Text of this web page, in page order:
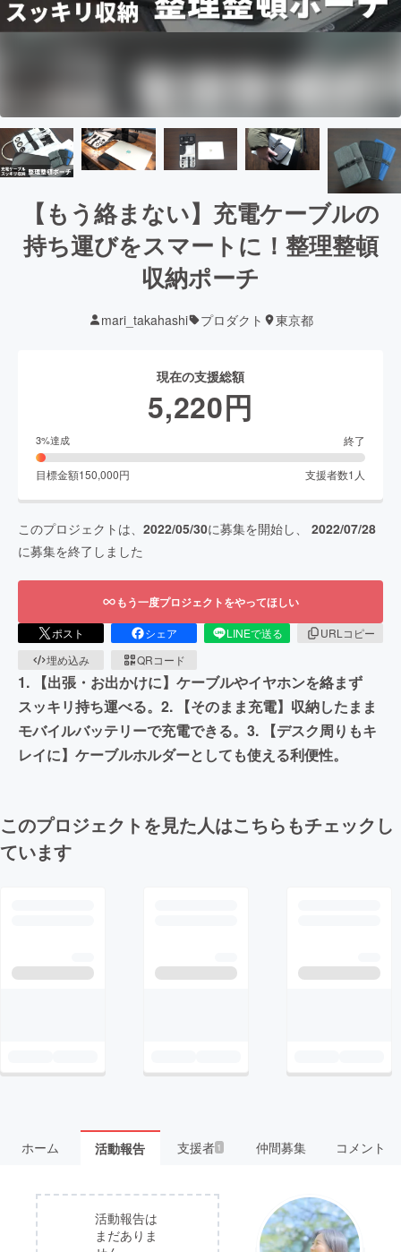
【もう絡まない】充電ケーブルの
持ち運びをスマートに！整理整頓
収納ポーチ
mari_takahashi プロダクト 東京都
現在の支援総額
5,220円
3%達成 終了
目標金額150,000円 支援者数1 人
このプロジェクトは、 2022/05/30に募集を開始し、 2022/07/28
に募集を終了しました
もう一度プロジェクトをやってほしい
ポスト シェア LINEで送る
URLコピー
埋め込み
QRコード
1. 【出張・お出かけに】ケーブルやイヤホンを絡まず
スッキリ持ち運べる。2. 【そのまま充電】収納したまま
モバイルバッテリーで充電できる。3. 【デスク周りもキ
レイに】ケーブルホルダーとしても使える利便性。
このプロジェクトを見た人はこちらもチェックし
ています
ホーム 活動報告 支援者 1 仲間募集 コメント
活動報告は
まだありま